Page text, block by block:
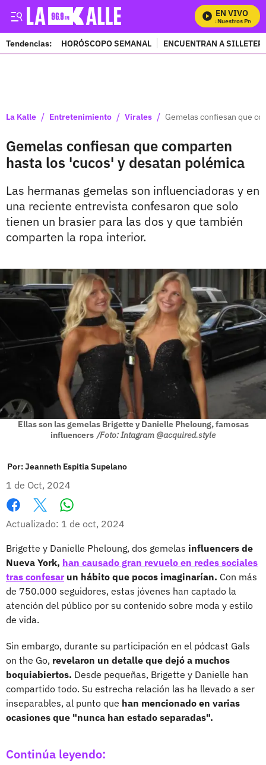
EN VIVO
Mira Todos Nuestros
Tendencias: HORÓSCOPO SEMANAL ENCUENTRAN A
La Kalle / Entretenimiento / Virales / Gemelas confiesan que
Gemelas confiesan que comparten
hasta los 'cucos' y desatan polémica
Las hermanas gemelas son influenciadoras y en
una reciente entrevista confesaron que solo
tienen un brasier para las dos y que también
comparten la ropa interior.
Ellas son las gemelas Brigette y Danielle Pheloung, famosas
influencers /Foto: Intagram @acquired.style
Por:Jeanneth Espitia Supelano
1 de Oct, 2024
Facebook
X
Actualizado: 1 de oct, 2024
Brigette y Danielle Pheloung, dos gemelas influencers de
Nueva York, han causado gran revuelo en redes sociales
tras confesar un hábito que pocos imaginarían. Con más
de 750.000 seguidores, estas jóvenes han captado la
atención del público por su contenido sobre moda y estilo
de vida.
Sin embargo, durante su participación en el pódcast Gals
on the Go, revelaron un detalle que dejó a muchos
boquiabiertos. Desde pequeñas, Brigette y Danielle han
compartido todo. Su estrecha relación las ha llevado a ser
inseparables, al punto que han mencionado en varias
ocasiones que "nunca han estado separadas".
Continúa leyendo: